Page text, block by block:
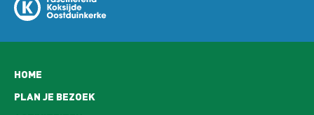
Hoofdnavigatie
HOME
PLAN JE BEZOEK